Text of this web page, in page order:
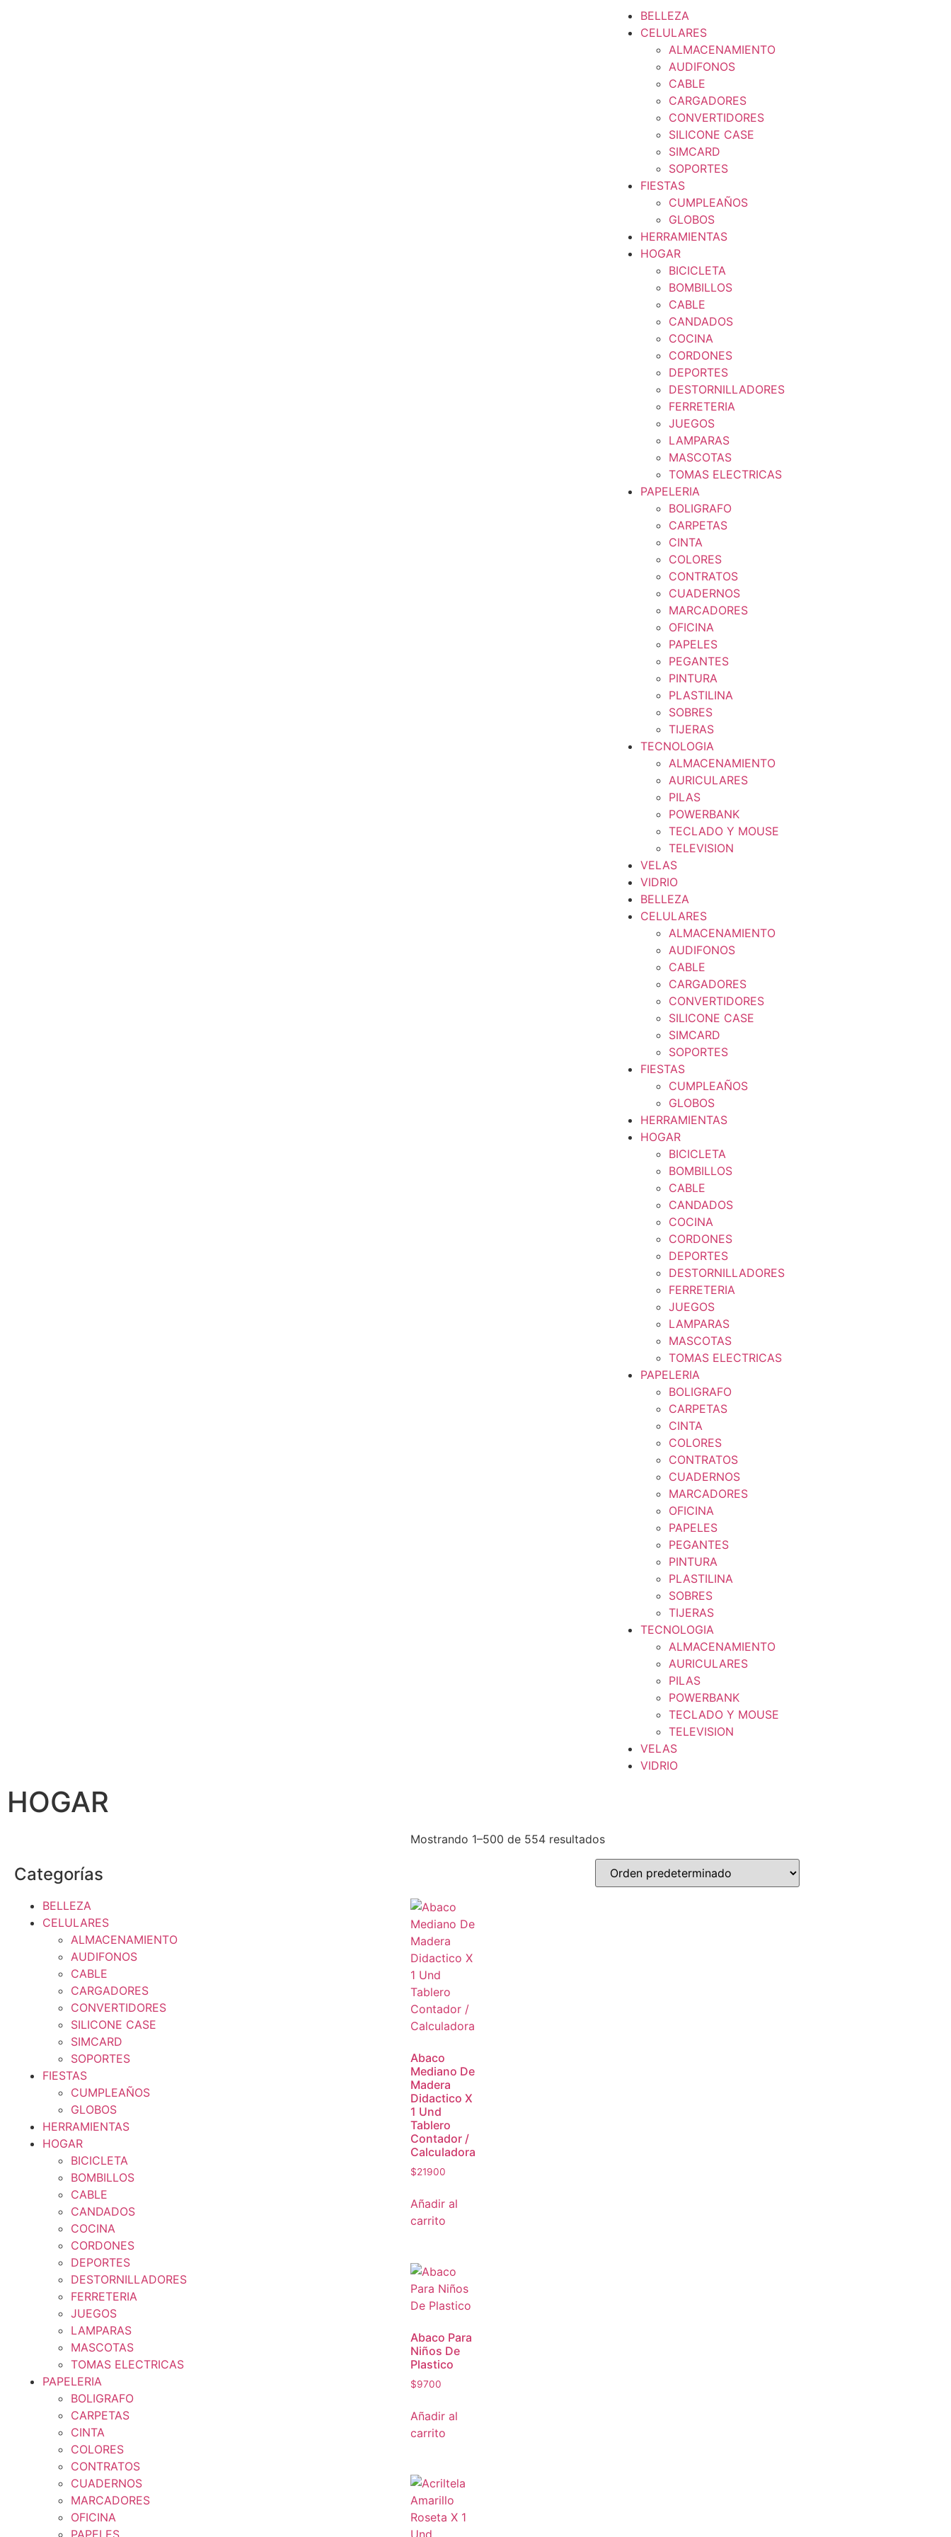
BELLEZA
CELULARES
ALMACENAMIENTO
AUDIFONOS
CABLE
CARGADORES
CONVERTIDORES
SILICONE CASE
SIMCARD
SOPORTES
FIESTAS
CUMPLEAÑOS
GLOBOS
HERRAMIENTAS
HOGAR
BICICLETA
BOMBILLOS
CABLE
CANDADOS
COCINA
CORDONES
DEPORTES
DESTORNILLADORES
FERRETERIA
JUEGOS
LAMPARAS
MASCOTAS
TOMAS ELECTRICAS
PAPELERIA
BOLIGRAFO
CARPETAS
CINTA
COLORES
CONTRATOS
CUADERNOS
MARCADORES
OFICINA
PAPELES
PEGANTES
PINTURA
PLASTILINA
SOBRES
TIJERAS
TECNOLOGIA
ALMACENAMIENTO
AURICULARES
PILAS
POWERBANK
TECLADO Y MOUSE
TELEVISION
VELAS
VIDRIO
BELLEZA
CELULARES
ALMACENAMIENTO
AUDIFONOS
CABLE
CARGADORES
CONVERTIDORES
SILICONE CASE
SIMCARD
SOPORTES
FIESTAS
CUMPLEAÑOS
GLOBOS
HERRAMIENTAS
HOGAR
BICICLETA
BOMBILLOS
CABLE
CANDADOS
COCINA
CORDONES
DEPORTES
DESTORNILLADORES
FERRETERIA
JUEGOS
LAMPARAS
MASCOTAS
TOMAS ELECTRICAS
PAPELERIA
BOLIGRAFO
CARPETAS
CINTA
COLORES
CONTRATOS
CUADERNOS
MARCADORES
OFICINA
PAPELES
PEGANTES
PINTURA
PLASTILINA
SOBRES
TIJERAS
TECNOLOGIA
ALMACENAMIENTO
AURICULARES
PILAS
POWERBANK
TECLADO Y MOUSE
TELEVISION
VELAS
VIDRIO
HOGAR
Categorías
BELLEZA
CELULARES
ALMACENAMIENTO
AUDIFONOS
CABLE
CARGADORES
CONVERTIDORES
SILICONE CASE
SIMCARD
SOPORTES
FIESTAS
CUMPLEAÑOS
GLOBOS
HERRAMIENTAS
HOGAR
BICICLETA
BOMBILLOS
CABLE
CANDADOS
COCINA
CORDONES
DEPORTES
DESTORNILLADORES
FERRETERIA
JUEGOS
LAMPARAS
MASCOTAS
TOMAS ELECTRICAS
PAPELERIA
BOLIGRAFO
CARPETAS
CINTA
COLORES
CONTRATOS
CUADERNOS
MARCADORES
OFICINA
PAPELES
Mostrando 1–500 de 554 resultados
Abaco
Mediano De
Madera
Didactico X
1 Und
Tablero
Contador /
Calculadora
$21900
Añadir al
carrito
Abaco Para
Niños De
Plastico
$9700
Añadir al
carrito